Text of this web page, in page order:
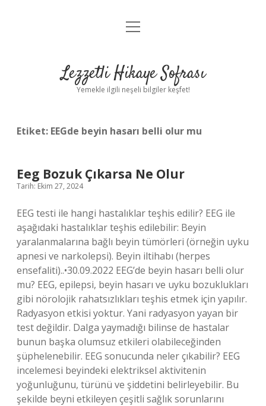
Anasayfa
Yasal Uyarı
menüyü
Lezzetli Hikaye Sofrası
Yemekle ilgili neşeli bilgiler keşfet!
Etiket: EEGde beyin hasarı belli olur mu
Eeg Bozuk Çıkarsa Ne Olur
Tarih: Ekim 27, 2024
EEG testi ile hangi hastalıklar teşhis edilir? EEG ile
aşağıdaki hastalıklar teşhis edilebilir: Beyin
yaralanmalarına bağlı beyin tümörleri (örneğin uyku
apnesi ve narkolepsi). Beyin iltihabı (herpes
ensefaliti)..•30.09.2022 EEG’de beyin hasarı belli olur
mu? EEG, epilepsi, beyin hasarı ve uyku bozuklukları
gibi nörolojik rahatsızlıkları teşhis etmek için yapılır.
Radyasyon etkisi yoktur. Yani radyasyon yayan bir
test değildir. Dalga yaymadığı bilinse de hastalar
bunun başka olumsuz etkileri olabileceğinden
şüphelenebilir. EEG sonucunda neler çıkabilir? EEG
incelemesi beyindeki elektriksel aktivitenin
yoğunluğunu, türünü ve şiddetini belirleyebilir. Bu
şekilde beyni etkileyen çeşitli sağlık sorunlarını